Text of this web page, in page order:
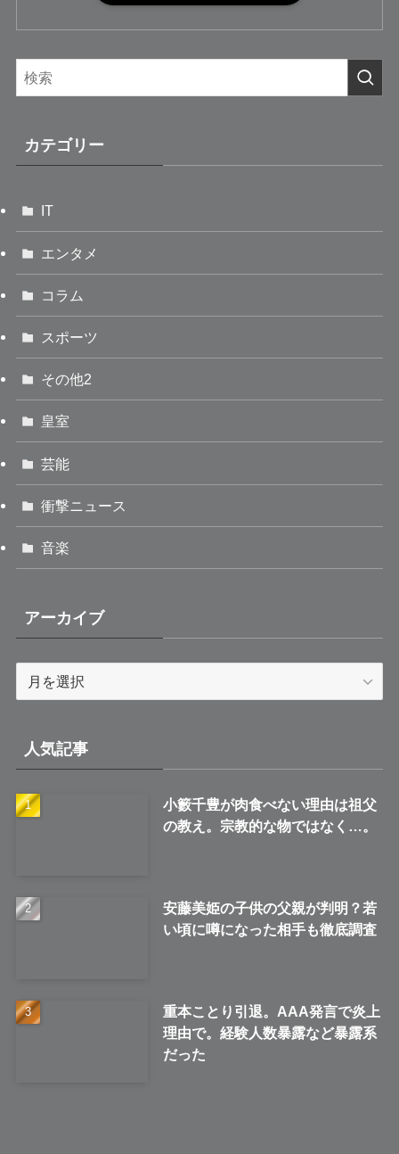
カテゴリー
IT
エンタメ
コラム
スポーツ
その他2
皇室
芸能
衝撃ニュース
音楽
アーカイブ
ブ
人気記事
小籔千豊が肉食べない理由は祖父
の教え。宗教的な物ではなく…。
安藤美姫の子供の父親が判明？若
い頃に噂になった相手も徹底調査
重本ことり引退。AAA発言で炎上
理由で。経験人数暴露など暴露系
だった